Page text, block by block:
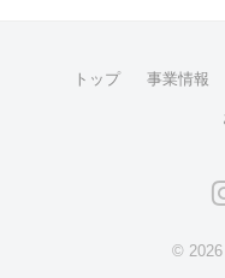
トップ 事業情報
© 2026